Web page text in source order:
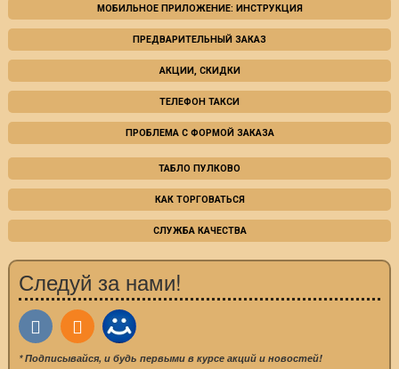
МОБИЛЬНОЕ ПРИЛОЖЕНИЕ: ИНСТРУКЦИЯ
ПРЕДВАРИТЕЛЬНЫЙ ЗАКАЗ
АКЦИИ, СКИДКИ
ТЕЛЕФОН ТАКСИ
ПРОБЛЕМА С ФОРМОЙ ЗАКАЗА
ТАБЛО ПУЛКОВО
КАК ТОРГОВАТЬСЯ
СЛУЖБА КАЧЕСТВА
Следуй за нами!
* Подписывайся, и будь первыми в курсе акций и новостей!